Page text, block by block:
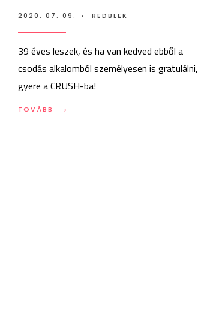
2020. 07. 09. • REDBLEK
39 éves leszek, és ha van kedved ebből a
csodás alkalomból személyesen is gratulálni,
gyere a CRUSH-ba!
TOVÁBB →
TOVÁBB: